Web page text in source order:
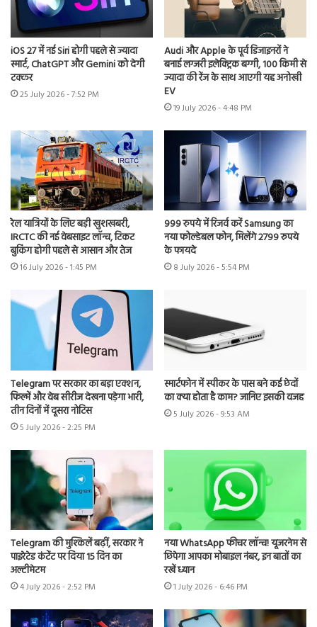
iOS 27 में नई Siri होगी पहले से ज्यादा
स्मार्ट, ChatGPT और Gemini को देगी
टक्कर
25 July 2026 - 7:52 PM
Audi और Apple के पूर्व डिजाइनरों ने
बनाई लग्जरी इलेक्ट्रिक बग्गी, 100 किमी से
ज्यादा की रेंज के साथ आएगी यह अनोखी
EV
19 July 2026 - 4:48 PM
रेल यात्रियों के लिए बड़ी खुशखबरी,
IRCTC की नई वेबसाइट लॉन्च, टिकट
बुकिंग होगी पहले से आसान और तेज
16 July 2026 - 1:45 PM
999 रुपये में रिजर्व करें Samsung का
नया फोल्डेबल फोन, मिलेंगे 2799 रुपये
के फायदे
8 July 2026 - 5:54 PM
Telegram पर सरकार का बड़ा एक्शन,
फिल्में और वेब सीरीज देखना पड़ेगा भारी,
तीन दिनों में दूसरा नोटिस
5 July 2026 - 2:25 PM
स्मार्टफोन में स्पीकर के पास बने कई छेदों
का क्या होता है काम? जानिए इसकी वजह
5 July 2026 - 9:53 AM
Telegram की मुश्किलें बढ़ीं, सरकार ने
पाइरेटेड कंटेंट पर दिया 15 दिन का
अल्टीमेटम
4 July 2026 - 2:52 PM
नया WhatsApp फीचर लॉन्च! यूजरनेम से
छिपेगा आपका मोबाइल नंबर, इन बातों का
रखें ध्यान
1 July 2026 - 6:46 PM